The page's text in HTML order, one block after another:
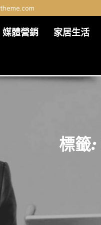
媒體營銷 家居生活
標籤: